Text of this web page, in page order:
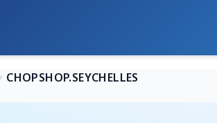
CHOPSHOP.SEYCHELLES